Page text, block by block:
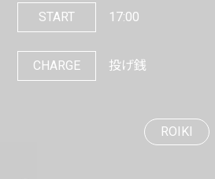
START 17:00
CHARGE 投げ銭
ROIKI